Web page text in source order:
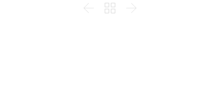
  